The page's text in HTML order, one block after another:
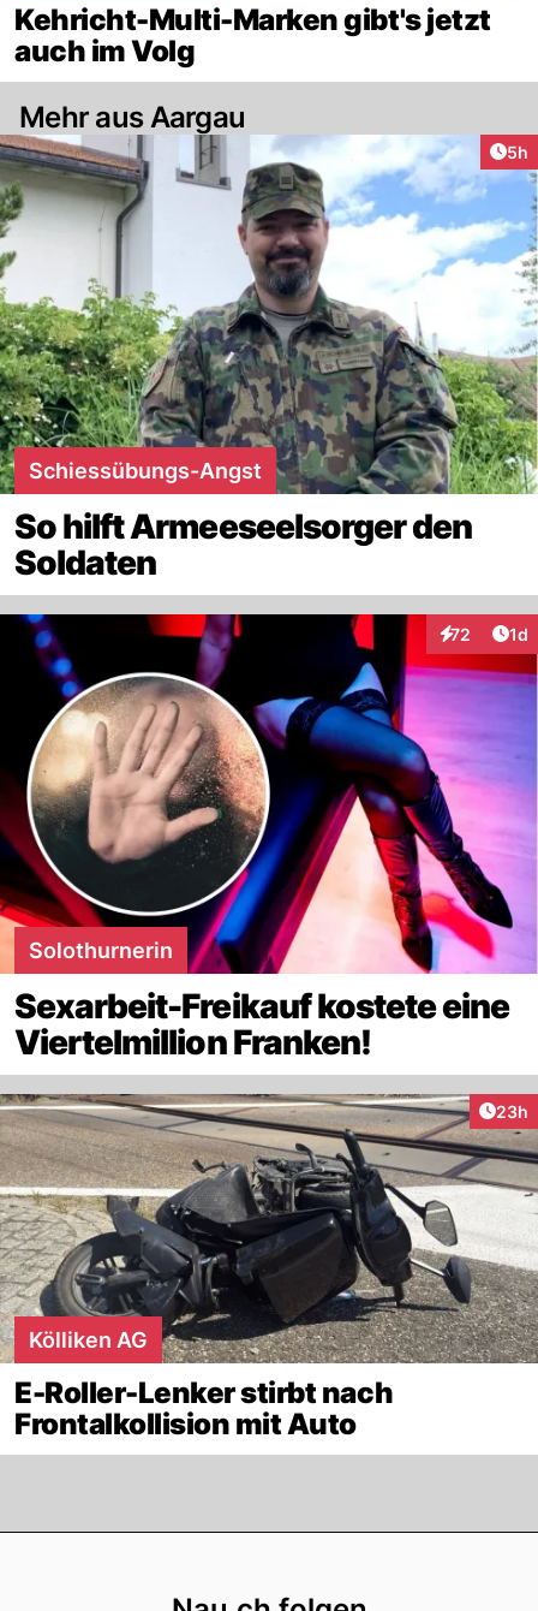
Kehricht-Multi-Marken gibt's jetzt
auch im Volg
Mehr aus Aargau
5h
Schiessübungs-Angst
So hilft Armeeseelsorger den
Soldaten
72 1d
Solothurnerin
Sexarbeit-Freikauf kostete eine
Viertelmillion Franken!
23h
Kölliken AG
E-Roller-Lenker stirbt nach
Frontalkollision mit Auto